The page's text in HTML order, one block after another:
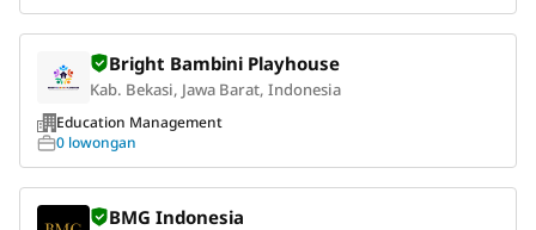
Bright Bambini Playhouse
Kab. Bekasi, Jawa Barat, Indonesia
Education Management
0 lowongan
BMG Indonesia